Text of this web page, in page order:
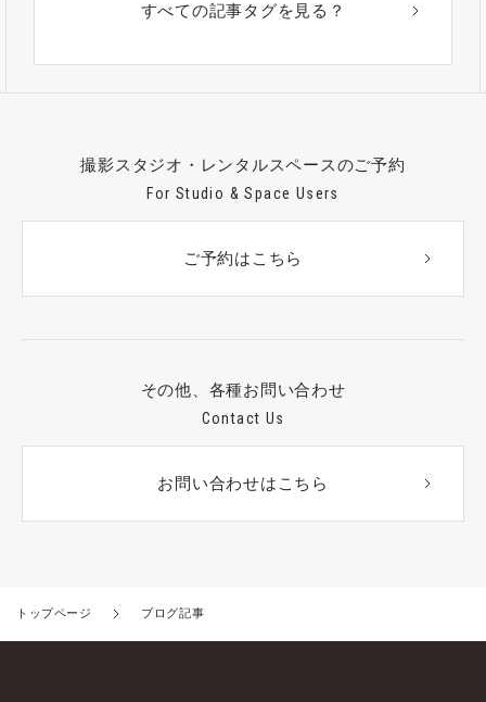
すべての記事タグを見る？
撮影スタジオ・レンタルスペースのご予約
For Studio & Space Users
ご予約はこちら
その他、各種お問い合わせ
Contact Us
お問い合わせはこちら
トップページ ブログ記事